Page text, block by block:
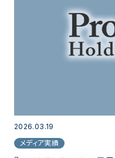
2026.03.19
メディア実績